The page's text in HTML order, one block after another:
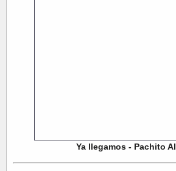
Ya llegamos - Pachito